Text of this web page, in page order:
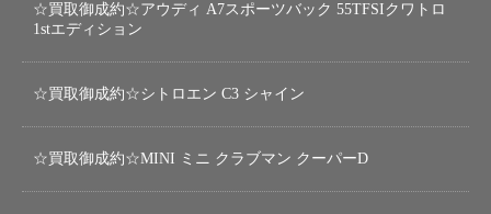
☆買取御成約☆アウディ A7スポーツバック 55TFSIクワトロ
1stエディション
☆買取御成約☆シトロエン C3 シャイン
☆買取御成約☆MINI ミニ クラブマン クーパーD